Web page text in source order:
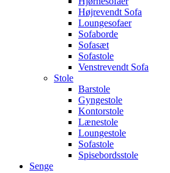
Højrevendt Sofa
Loungesofaer
Sofaborde
Sofasæt
Sofastole
Venstrevendt Sofa
Stole
Barstole
Gyngestole
Kontorstole
Lænestole
Loungestole
Sofastole
Spisebordsstole
Senge